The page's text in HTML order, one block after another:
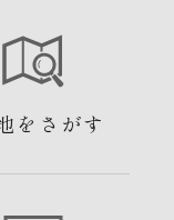
をさがす